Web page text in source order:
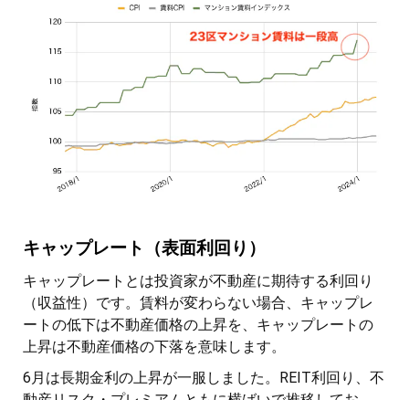
キャップレート（表面利回り）
キャップレートとは投資家が不動産に期待する利回り
（収益性）です。賃料が変わらない場合、キャップレ
ートの低下は不動産価格の上昇を、キャップレートの
上昇は不動産価格の下落を意味します。
6月は長期金利の上昇が一服しました。REIT利回り、不